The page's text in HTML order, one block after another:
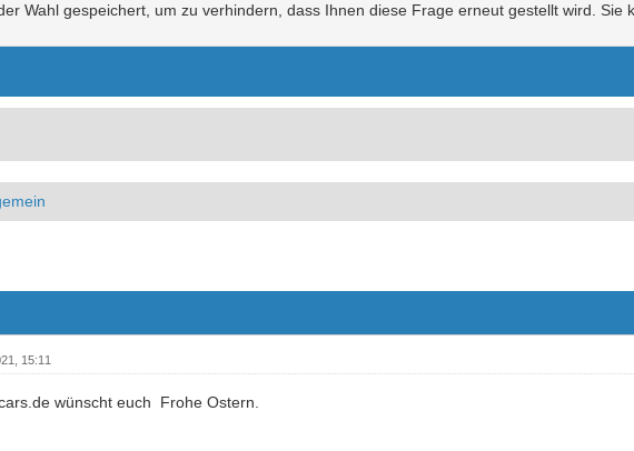
Wahl gespeichert, um zu verhindern, dass Ihnen diese Frage erneut gestellt wird.
15:11
wünscht euch Frohe Ostern.